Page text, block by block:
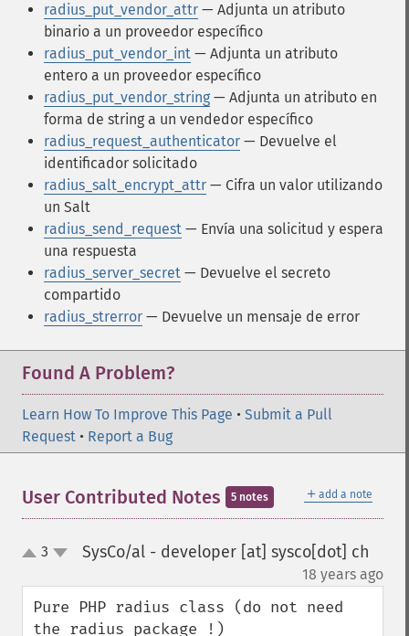
radius_put_vendor_attr — Adjunta un atributo
binario a un proveedor específico
radius_put_vendor_int — Adjunta un atributo
entero a un proveedor específico
radius_put_vendor_string — Adjunta un atributo en
forma de string a un vendedor específico
radius_request_authenticator — Devuelve el
identificador solicitado
radius_salt_encrypt_attr — Cifra un valor utilizando
un Salt
radius_send_request — Envía una solicitud y espera
una respuesta
radius_server_secret — Devuelve el secreto
compartido
radius_strerror — Devuelve un mensaje de error
Found A Problem?
Learn How To Improve This Page • Submit a Pull
Request • Report a Bug
＋ add a note
User Contributed Notes 5 notes
up3 SysCo/al - developer [at] sysco[dot] ch
18 years ago
Pure PHP radius class (do not need
the radius package !)